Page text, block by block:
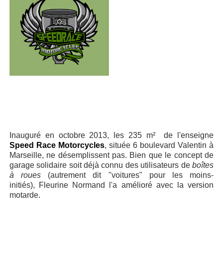
Inauguré en octobre 2013, les 235 m² de l'enseigne
Speed Race Motorcycles, située 6 boulevard Valentin à
Marseille, ne désemplissent pas. Bien que le concept de
garage solidaire soit déjà connu des utilisateurs deboîtes
à roues (autrement dit "voitures" pour les moins-
initiés), Fleurine Normand l'a amélioré avec la version
motarde.